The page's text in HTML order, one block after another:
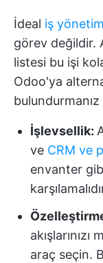
İdeal iş yönetimi
görev değildir.
listesi bu işi
Odoo'ya
İşlevsellik:
ve CRM ve
envanter
araç seçin.